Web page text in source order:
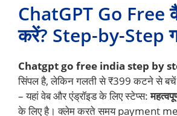
ChatGPT Go Free
करें? Step-by-Step
Chatgpt go free india step by
सिंपल है, लेकिन गलती से ₹399 कटने से
– यहां वेब और एंड्रॉइड के लिए स्टेप्स:
के लिए है। क्लेम करते समय payment